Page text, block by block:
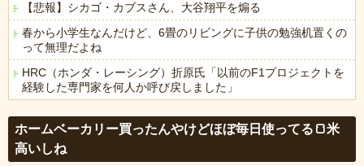
【悲報】シカゴ・カブスさん、大谷翔平を煽る
春から小学生なんだけど、6畳のリビングに子供の勉強机置くの
って無理だよね
HRC（ホンダ・レーシング）折原氏「以前のF1プロジェクトを
経験した専門家を何人か呼び戻しました」
ホームベーカリー買ったんやけどほぼ毎日使ってる🍞米
高いしね